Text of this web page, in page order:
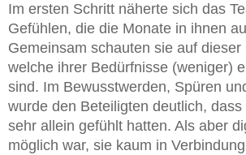
Im ersten Schritt näherte sich das
Gefühlen, die die Monate in ihnen
Gemeinsam schauten sie auf dieser
welche ihrer Bedürfnisse (weniger)
sind. Im Bewusstwerden, Spüren
wurde den Beteiligten deutlich,
sehr allein gefühlt hatten. Als aber
möglich war, sie kaum in